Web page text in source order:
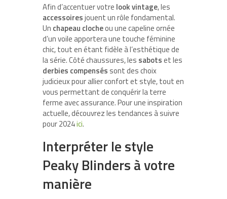
Afin d’accentuer votre look vintage, les
accessoiresjouent un rôle fondamental.
Un chapeau clocheou une capeline ornée
d’un voile apportera une touche féminine
chic, tout en étant fidèle à l’esthétique de
la série. Côté chaussures, les sabotset les
derbies compensés sont des choix
judicieux pour allier confort et style, tout en
vous permettant de conquérir la terre
ferme avec assurance. Pour une inspiration
actuelle, découvrez les tendances à suivre
pour 2024ici.
Interpréter le style
Peaky Blinders à votre
manière